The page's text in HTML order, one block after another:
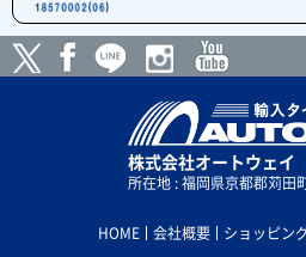
株式会社オートウェイ
所在地 : 福岡県京都郡苅田
HOME 会社概要 ショッピン